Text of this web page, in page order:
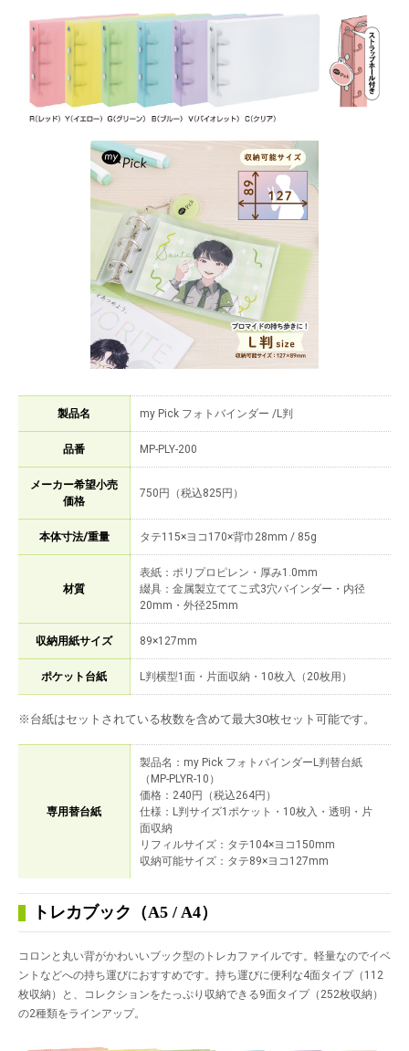
製品名 my Pick フォトバインダー /L判
品番 MP-PLY-200
メーカー希望小売
価格
750円（税込825円）
本体寸法/重量 タテ115×ヨコ170×背巾28mm / 85g
材質
表紙：ポリプロピレン・厚み1.0mm
綴具：金属製立ててこ式3穴バインダー・内径
20mm・外径25mm
収納用紙サイズ 89×127mm
ポケット台紙 L判横型1面・片面収納・10枚入（20枚用）
※台紙はセットされている枚数を含めて最大30枚セット可能です。
専用替台紙
製品名：my Pick フォトバインダーL判替台紙
（MP-PLYR-10）
価格：240円（税込264円）
仕様：L判サイズ1ポケット・10枚入・透明・片
面収納
リフィルサイズ：タテ104×ヨコ150mm
収納可能サイズ：タテ89×ヨコ127mm
トレカブック（A5 / A4）
コロンと丸い背がかわいいブック型のトレカファイルです。軽量なのでイベ
ントなどへの持ち運びにおすすめです。持ち運びに便利な4面タイプ（112
枚収納）と、コレクションをたっぷり収納できる9面タイプ（252枚収納）
の2種類をラインアップ。